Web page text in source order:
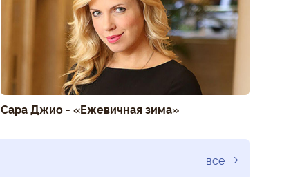
Сара Джио - «Ежевичная зима»
все